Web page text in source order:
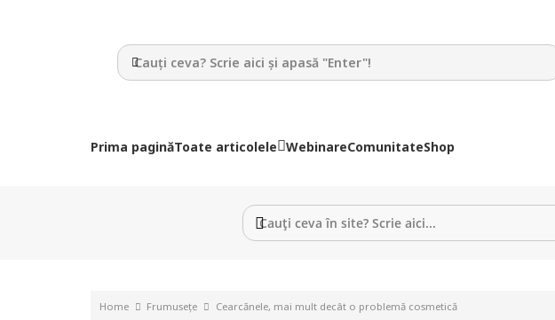
Prima paginăToate articolele WebinareComunitateShop
Home Frumusețe Cearcănele, mai mult decât o problemă cosmetică